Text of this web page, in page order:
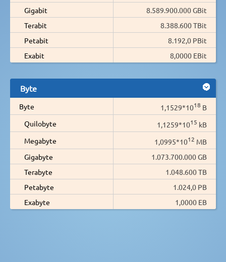
Gigabit
8.589.900.000 GBit
Terabit
8.388.600 TBit
Petabit
8.192,0 PBit
Exabit
8,0000 EBit
Byte
Byte 1,1529*1018 B
Quilobyte
1,1259*1015 kB
Megabyte
1,0995*1012 MB
Gigabyte
1.073.700.000 GB
Terabyte
1.048.600 TB
Petabyte
1.024,0 PB
Exabyte
1,0000 EB